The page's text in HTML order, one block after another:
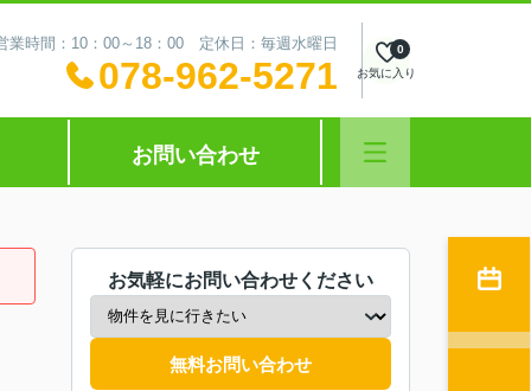
業時間：10：00～18：00 定休日：毎週水曜日
078-962-5271 お気に入り
0
お問い合わせ
お気軽にお問い合わせください
無料お問い合わせ